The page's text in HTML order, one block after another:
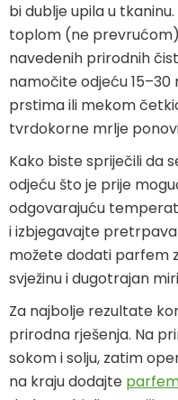
bi dublje upila u
toplom (ne
navedenih prirodnih
namočite odjeću
prstima ili mekom
tvrdokorne mrlje
Kako biste spriječili da
odjeću što je prije
odgovarajuću
i izbjegavajte
možete dodati parfem
svježinu i dugotrajan
Za najbolje rezultate
prirodna rješenja. Na
sokom i solju, zatim
na kraju dodajte